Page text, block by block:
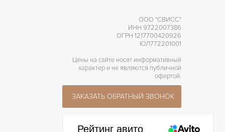
ООО "СВИСС"
ИНН 9722007386
ОГРН 1217700420926
ЮЛ772201001
Цены на сайте носят информативный
характер и не являются публичной
офертой.
ЗАКАЗАТЬ ОБРАТНЫЙ ЗВОНОК
Рейтинг авито